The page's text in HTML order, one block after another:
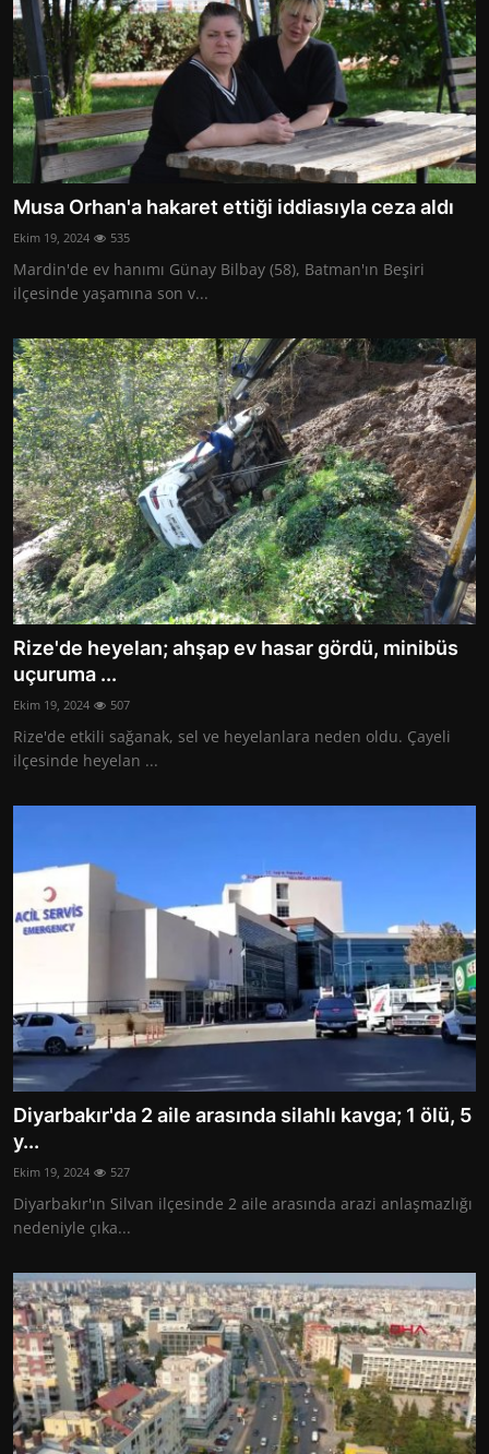
Musa Orhan'a hakaret ettiği iddiasıyla ceza aldı
Ekim 19, 2024 535
Mardin'de ev hanımı Günay Bilbay (58), Batman'ın Beşiri
ilçesinde yaşamına son v...
Rize'de heyelan; ahşap ev hasar gördü, minibüs
uçuruma ...
Ekim 19, 2024 507
Rize'de etkili sağanak, sel ve heyelanlara neden oldu. Çayeli
ilçesinde heyelan ...
Diyarbakır'da 2 aile arasında silahlı kavga; 1 ölü, 5
y...
Ekim 19, 2024 527
Diyarbakır'ın Silvan ilçesinde 2 aile arasında arazi anlaşmazlığı
nedeniyle çıka...